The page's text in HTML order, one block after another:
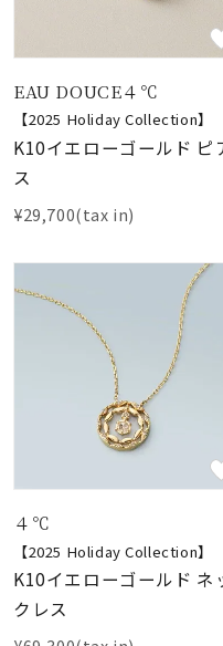
EAU DOUCE４℃
【2025 Holiday Collection】
K10イエローゴールド ピ
ス
¥29,700(tax in)
４℃
【2025 Holiday Collection】
K10イエローゴールド ネ
クレス